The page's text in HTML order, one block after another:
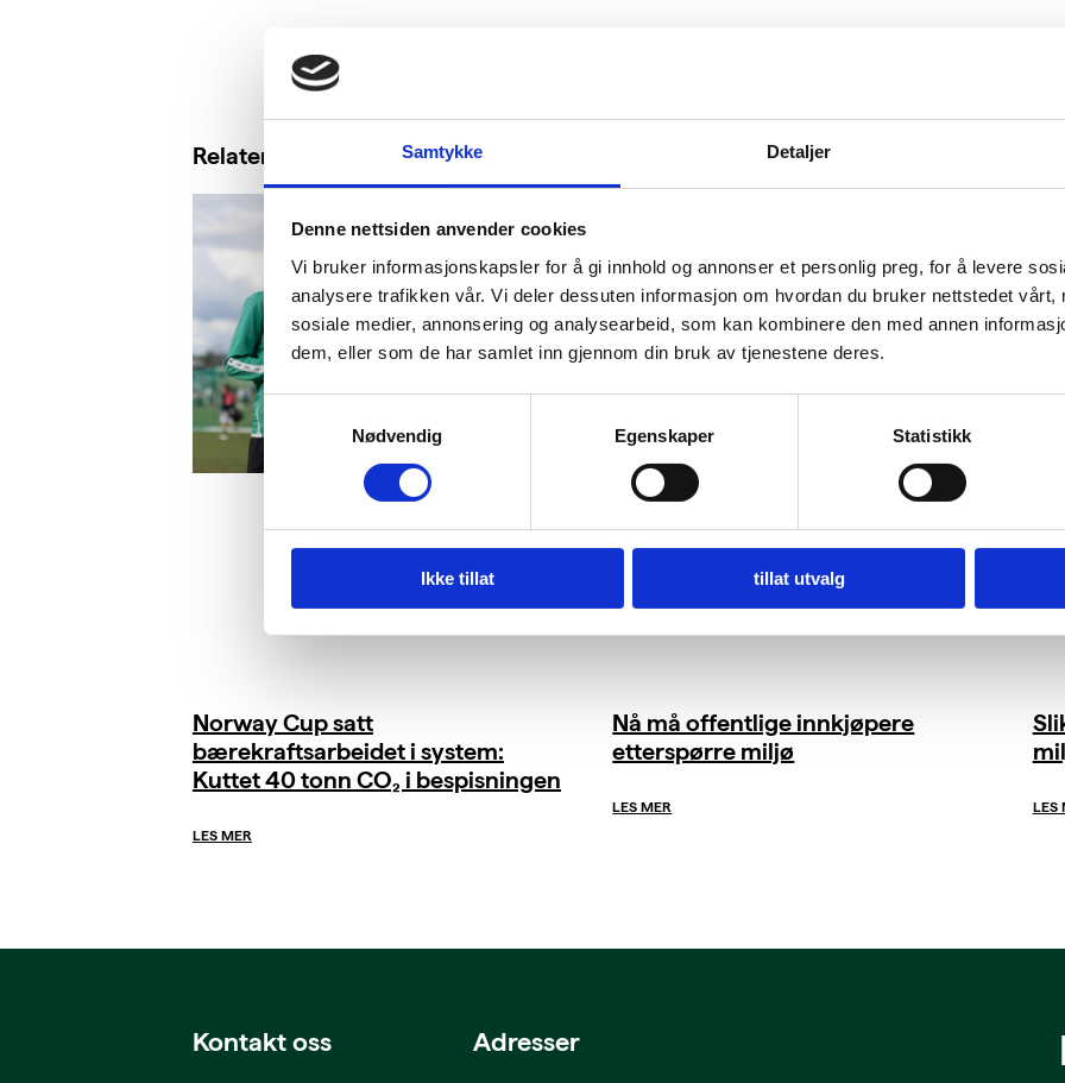
Samtykke Detaljer
Denne nettsiden anvender cookies
Vi bruker informasjonskapsler for å gi innhold og annonser et personlig preg, for å levere
analysere trafikken vår. Vi deler dessuten informasjon om hvordan du bruker nettstedet vårt,
sosiale medier, annonsering og analysearbeid, som kan kombinere den med annen
dem, eller som de har samlet inn gjennom din bruk av tjenestene deres.
Nødvendig
Egenskaper Statistikk
Ikke tillat tillat utvalg
Relaterte saker
Norway Cup satt
bærekraftsarbeidet i system:
Kuttet 40 tonn CO₂ i bespisningen
LES MER
Nå må offentlige innkjøpere
etterspørre miljø
LES MER LES
Kontakt oss Adresser